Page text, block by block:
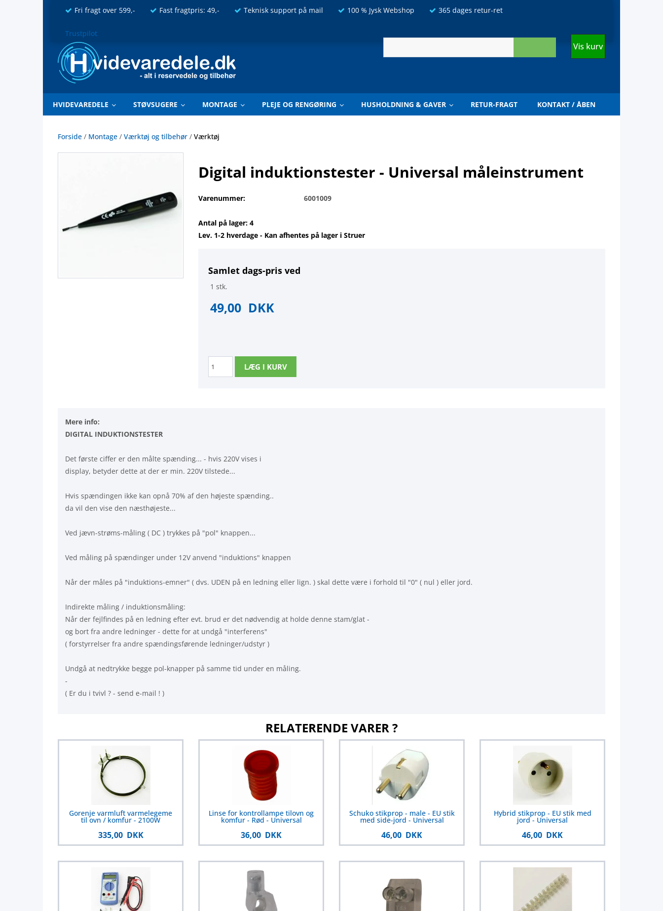
Fri fragt over 599,- Fast fragtpris: 49,- Teknisk support på mail 100 % Jysk Webshop 365 dages retur-ret
Trustpilot
Vis kurv
HVIDEVAREDELE STØVSUGERE MONTAGE PLEJE OG RENGØRING HUSHOLDNING & GAVER RETUR-FRAGT KONTAKT / ÅBEN
Forside / Montage / Værktøj og tilbehør / Værktøj
Digital induktionstester - Universal måleinstrument
Varenummer: 6001009
Antal på lager: 4
Lev. 1-2 hverdage - Kan afhentes på lager i Struer
Samlet dags-pris ved
1 stk.
49,00 DKK
Mere info:
DIGITAL INDUKTIONSTESTER
Det første ciffer er den målte spænding... - hvis 220V vises i
display, betyder dette at der er min. 220V tilstede...
Hvis spændingen ikke kan opnå 70% af den højeste spænding..
da vil den vise den næsthøjeste...
Ved jævn-strøms-måling ( DC ) trykkes på "pol" knappen...
Ved måling på spændinger under 12V anvend "induktions" knappen
Når der måles på "induktions-emner" ( dvs. UDEN på en ledning eller lign. ) skal dette være i forhold til "0" ( nul ) eller jord.
Indirekte måling / induktionsmåling:
Når der fejlfindes på en ledning efter evt. brud er det nødvendig at holde denne stam/glat -
og bort fra andre ledninger - dette for at undgå "interferens"
( forstyrrelser fra andre spændingsførende ledninger/udstyr )
Undgå at nedtrykke begge pol-knapper på samme tid under en måling.
-
( Er du i tvivl ? - send e-mail ! )
RELATERENDE VARER ?
Gorenje varmluft varmelegeme
til ovn / komfur - 2100W
335,00 DKK
Linse for kontrollampe tilovn og
komfur - Rød - Universal
36,00 DKK
Schuko stikprop - male - EU stik
med side-jord - Universal
46,00 DKK
Hybrid stikprop - EU stik med
jord - Universal
46,00 DKK